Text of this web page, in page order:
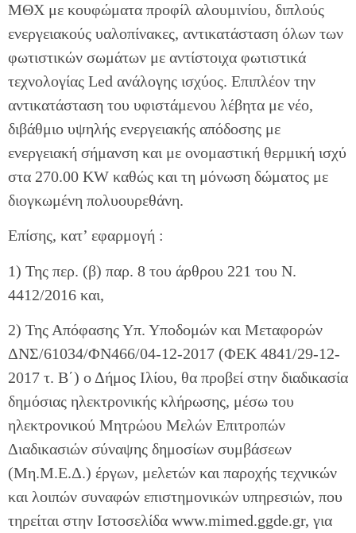
ΜΘΧ με κουφώματα προφίλ αλουμινίου, διπλούς
ενεργειακούς υαλοπίνακες, αντικατάσταση όλων των
φωτιστικών σωμάτων με αντίστοιχα φωτιστικά
τεχνολογίας Led ανάλογης ισχύος. Επιπλέον την
αντικατάσταση του υφιστάμενου λέβητα με νέο,
διβάθμιο υψηλής ενεργειακής απόδοσης με
ενεργειακή σήμανση και με ονομαστική θερμική ισχύ
στα 270.00 KW καθώς και τη μόνωση δώματος με
διογκωμένη πολυουρεθάνη.
Επίσης, κατ’ εφαρμογή :
1) Της περ. (β) παρ. 8 του άρθρου 221 του Ν.
4412/2016 και,
2) Της Απόφασης Υπ. Υποδομών και Μεταφορών
ΔΝΣ/61034/ΦΝ466/04-12-2017 (ΦΕΚ 4841/29-12-
2017 τ. Β΄) ο Δήμος Ιλίου, θα προβεί στην διαδικασία
δημόσιας ηλεκτρονικής κλήρωσης, μέσω του
ηλεκτρονικού Μητρώου Μελών Επιτροπών
Διαδικασιών σύναψης δημοσίων συμβάσεων
(Μη.Μ.Ε.Δ.) έργων, μελετών και παροχής τεχνικών
και λοιπών συναφών επιστημονικών υπηρεσιών, που
τηρείται στην Ιστοσελίδα www.mimed.ggde.gr, για